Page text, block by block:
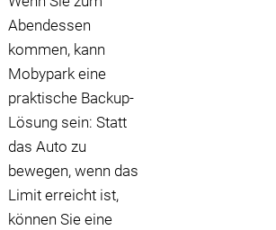
Abendessen
kommen, kann
Mobypark eine
praktische Backup-
Lösung sein: Statt
das Auto zu
bewegen, wenn das
Limit erreicht ist,
können Sie eine